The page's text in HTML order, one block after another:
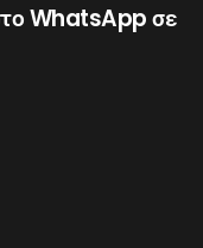
WhatsApp σε